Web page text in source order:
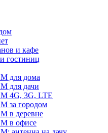
и кафе
гостиниц
для дома
для дачи
4G, 3G, LTE
за городом
в деревне
в офисе